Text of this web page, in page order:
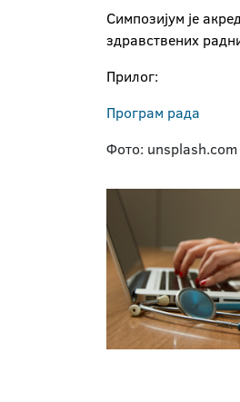
Симпозијум је
здравствених
Прилог:
Програм рада
Фото: unsplash.com